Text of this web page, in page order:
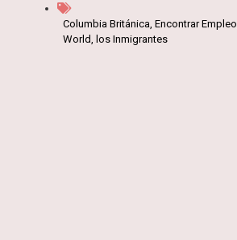
Columbia Británica ,Encontrar Empleo
World
los Inmigrantes